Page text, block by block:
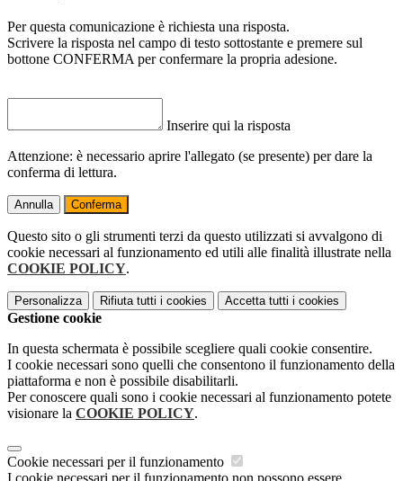
Per questa comunicazione è richiesta una risposta.
Scrivere la risposta nel campo di testo sottostante e premere sul
bottone CONFERMA per confermare la propria adesione.
Inserire qui la risposta
Attenzione: è necessario aprire l'allegato (se presente) per dare la
conferma di lettura.
Annulla Conferma
Questo sito o gli strumenti terzi da questo utilizzati si avvalgono di
cookie necessari al funzionamento ed utili alle finalità illustrate nella
COOKIE POLICY.
Personalizza Rifiuta tutti i cookies Accetta tutti i cookies
Gestione cookie
In questa schermata è possibile scegliere quali cookie consentire.
I cookie necessari sono quelli che consentono il funzionamento della
piattaforma e non è possibile disabilitarli.
Per conoscere quali sono i cookie necessari al funzionamento potete
visionare la COOKIE POLICY.
Cookie necessari per il funzionamento